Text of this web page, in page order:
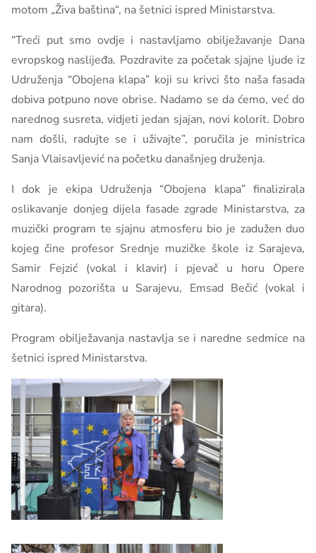
motom „Živa baština“, na šetnici ispred Ministarstva.
“Treći put smo ovdje i nastavljamo obilježavanje Dana
evropskog naslijeđa. Pozdravite za početak sjajne ljude iz
Udruženja “Obojena klapa” koji su krivci što naša fasada
dobiva potpuno nove obrise. Nadamo se da ćemo, već do
narednog susreta, vidjeti jedan sjajan, novi kolorit. Dobro
nam došli, radujte se i uživajte”, poručila je ministrica
Sanja Vlaisavljević na početku današnjeg druženja.
I dok je ekipa Udruženja “Obojena klapa” finalizirala
oslikavanje donjeg dijela fasade zgrade Ministarstva, za
muzički program te sjajnu atmosferu bio je zadužen duo
kojeg čine profesor Srednje muzičke škole iz Sarajeva,
Samir Fejzić (vokal i klavir) i pjevač u horu Opere
Narodnog pozorišta u Sarajevu, Emsad Bečić (vokal i
gitara).
Program obilježavanja nastavlja se i naredne sedmice na
šetnici ispred Ministarstva.